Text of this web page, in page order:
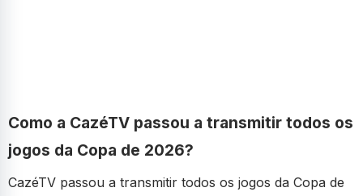
Como a CazéTV passou a transmitir todos os
jogos da Copa de 2026?
CazéTV passou a transmitir todos os jogos da Copa de